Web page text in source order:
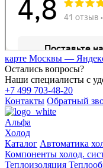
карте Москвы —
Остались вопросы?
Наши специалисты с
+7 499 703-48-20
Контакты Обратный
Альфа
Холод
Каталог Автоматика
Компоненты холод.
Теплоизоляция